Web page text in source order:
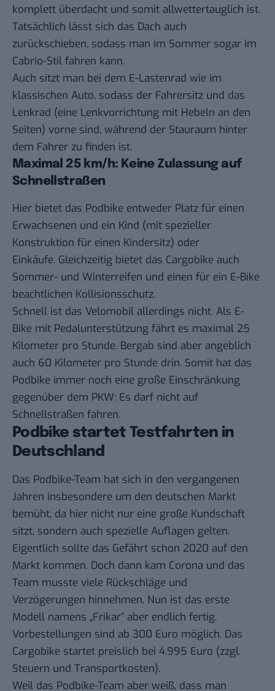
komplett überdacht und somit allwettertauglich ist.
Tatsächlich lässt sich das Dach auch
zurückschieben, sodass man im Sommer sogar im
Cabrio-Stil fahren kann.
Auch sitzt man bei dem E-Lastenrad wie im
klassischen Auto, sodass der Fahrersitz und das
Lenkrad (eine Lenkvorrichtung mit Hebeln an den
Seiten) vorne sind, während der Stauraum hinter
dem Fahrer zu finden ist.
Maximal 25 km/h: Keine Zulassung auf
Schnellstraßen
Hier bietet das Podbike entweder Platz für einen
Erwachsenen und ein Kind (mit spezieller
Konstruktion für einen Kindersitz) oder
Einkäufe. Gleichzeitig bietet das Cargobike auch
Sommer- und Winterreifen und einen für ein E-Bike
beachtlichen Kollisionsschutz.
Schnell ist das Velomobil allerdings nicht. Als E-
Bike mit Pedalunterstützung fährt es maximal 25
Kilometer pro Stunde. Bergab sind aber angeblich
auch 60 Kilometer pro Stunde drin. Somit hat das
Podbike immer noch eine große Einschränkung
gegenüber dem PKW: Es darf nicht auf
Schnellstraßen fahren.
Podbike startet Testfahrten in
Deutschland
Das Podbike-Team hat sich in den vergangenen
Jahren insbesondere um den deutschen Markt
bemüht, da hier nicht nur eine große Kundschaft
sitzt, sondern auch spezielle Auflagen gelten.
Eigentlich sollte das Gefährt schon 2020 auf den
Markt kommen. Doch dann kam Corona und das
Team musste viele Rückschläge und
Verzögerungen hinnehmen. Nun ist das erste
Modell namens „Frikar“ aber endlich fertig.
Vorbestellungen sind ab 300 Euro möglich. Das
Cargobike startet preislich bei 4.995 Euro (zzgl.
Steuern und Transportkosten).
Weil das Podbike-Team aber weiß, dass man